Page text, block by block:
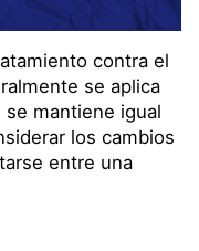
contra el
se aplica
mantiene igual
los cambios
entre una